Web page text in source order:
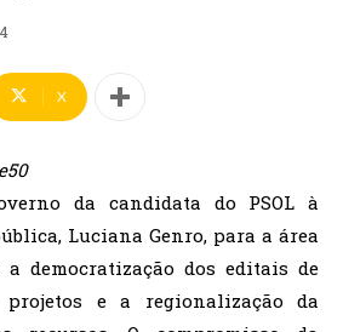
X
da candidata do PSOL à
Luciana Genro, para a área
a democratização dos editais de
projetos e a regionalização da